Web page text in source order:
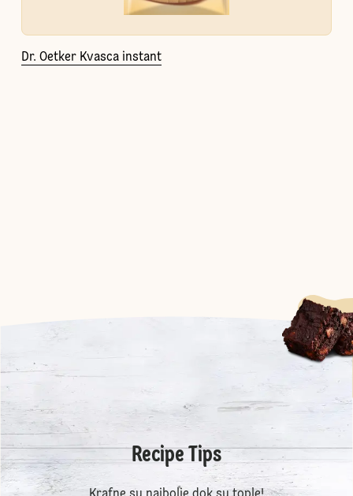
Dr. Oetker Kvasca instant
Recipe Tips